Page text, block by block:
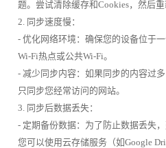
题。尝试清除缓存和Cookies，然后重
2. 同步速度慢：
- 优化网络环境：确保您的设备位于
Wi-Fi热点或公共Wi-Fi。
- 减少同步内容：如果同步的内容过
只同步您经常访问的网站。
3. 同步后数据丢失：
- 定期备份数据：为了防止数据丢失
您可以使用云存储服务（如Google